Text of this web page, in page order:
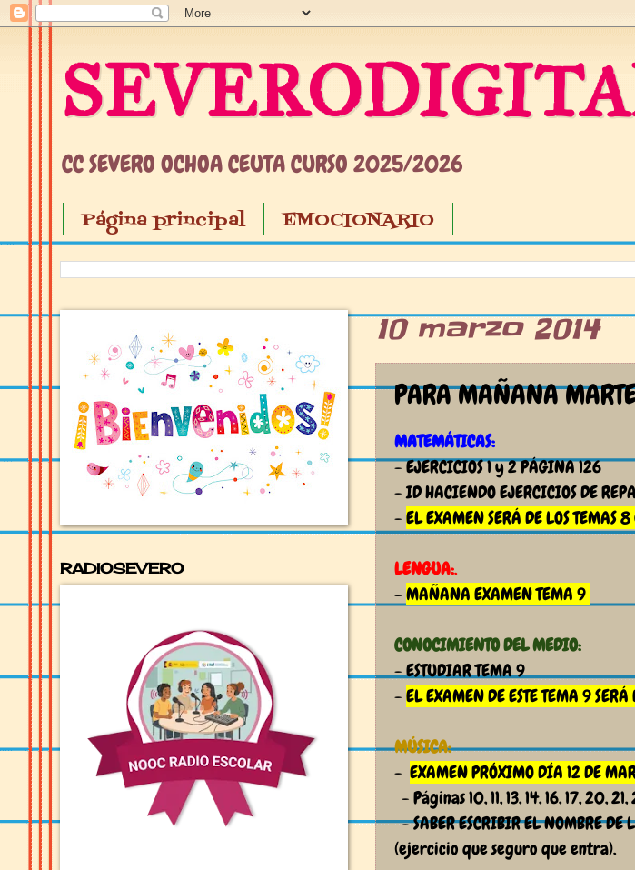
CC SEVERO OCHOA CEUTA CURSO 2025/2026
Página principal EMOCIONARIO
10 marzo 2014
PARA MAÑANA
MATEMÁTICAS:
- EJERCICIOS 1 y 2 PÁGINA 126
- ID HACIENDO EJERCICIOS DE
- EL EXAMEN SERÁ DE LOS TEMAS
LENGUA:.
- MAÑANA EXAMEN TEMA 9
CONOCIMIENTO DEL MEDIO:
- ESTUDIAR TEMA 9
- EL EXAMEN DE ESTE TEMA 9
MÚSICA:
- EXAMEN PRÓXIMO DÍA 12 DE
- Páginas 10, 11, 13, 14, 16, 17, 20,
- SABER ESCRIBIR EL NOMBRE DE
(ejercicio que seguro que entra).
RADIOSEVERO